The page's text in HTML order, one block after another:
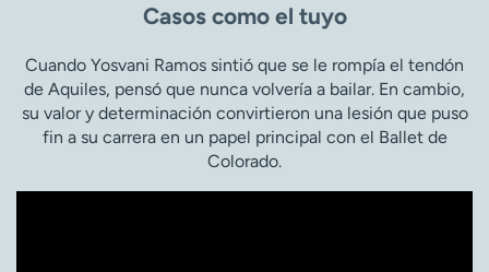
Casos como el tuyo
Cuando Yosvani Ramos sintió que se le rompía el tendón
de Aquiles, pensó que nunca volvería a bailar. En cambio,
su valor y determinación convirtieron una lesión que puso
fin a su carrera en un papel principal con el Ballet de
Colorado.